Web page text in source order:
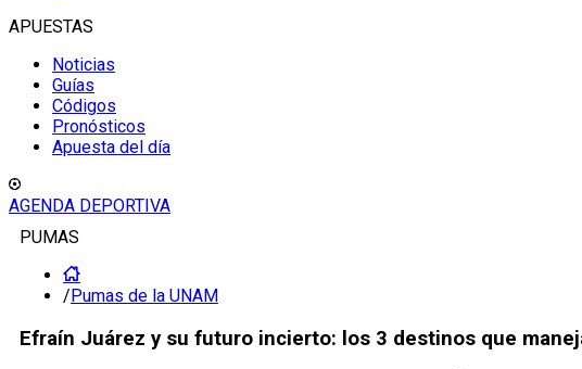
APUESTAS
Noticias
Guías
Códigos
Pronósticos
Apuesta del día
AGENDA DEPORTIVA
PUMAS
/Pumas de la UNAM
Efraín Juárez y su futuro incierto: los 3 destinos que